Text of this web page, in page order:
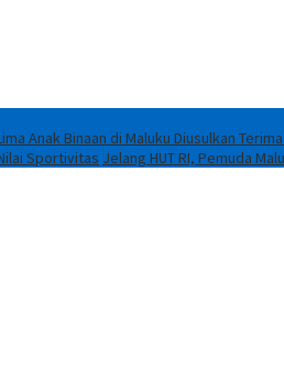
Anak Binaan di Maluku Diusulkan Terima
Sportivitas Jelang HUT RI, Pemuda